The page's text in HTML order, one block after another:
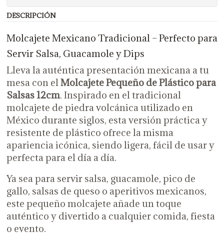
DESCRIPCIÓN
Molcajete Mexicano Tradicional – Perfecto para
Servir Salsa, Guacamole y Dips
Lleva la auténtica presentación mexicana a tu
mesa con elMolcajete Pequeño de Plástico para
Salsas 12cm. Inspirado en el tradicional
molcajete de piedra volcánica utilizado en
México durante siglos, esta versión práctica y
resistente de plástico ofrece la misma
apariencia icónica, siendo ligera, fácil de usar y
perfecta para el día a día.
Ya sea para servir salsa, guacamole, pico de
gallo, salsas de queso o aperitivos mexicanos,
este pequeño molcajete añade un toque
auténtico y divertido a cualquier comida, fiesta
o evento.